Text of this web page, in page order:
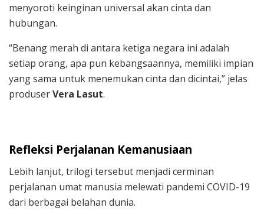
menyoroti keinginan universal akan cinta dan
hubungan.
“Benang merah di antara ketiga negara ini adalah
setiap orang, apa pun kebangsaannya, memiliki impian
yang sama untuk menemukan cinta dan dicintai,” jelas
produserVera Lasut.
Refleksi Perjalanan Kemanusiaan
Lebih lanjut, trilogi tersebut menjadi cerminan
perjalanan umat manusia melewati pandemi COVID-19
dari berbagai belahan dunia.